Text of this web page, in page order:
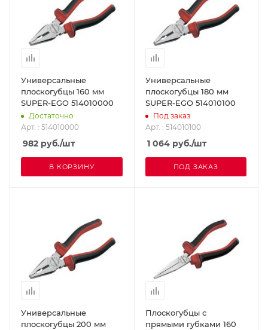
Универсальные
плоскогубцы 160 мм
SUPER-EGO 514010000
Достаточно
Арт. : 514010000
982 руб./шт
В КОРЗИНУ
Универсальные
плоскогубцы 180 мм
SUPER-EGO 514010100
Под заказ
Арт. : 514010100
1 064руб./шт
ПОД ЗАКАЗ
Универсальные
плоскогубцы 200 мм
Плоскогубцы с
прямыми губками 160